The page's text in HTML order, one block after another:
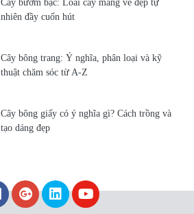
Cây bướm bạc: Loài cây mang vẻ đẹp tự
nhiên đầy cuốn hút
Cây bông trang: Ý nghĩa, phân loại và kỹ
thuật chăm sóc từ A-Z
Cây bông giấy có ý nghĩa gì? Cách trồng và
tạo dáng đẹp